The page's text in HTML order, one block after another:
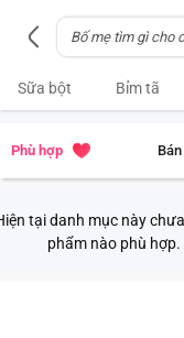
Sữa bột Bỉm tã
Phù hợp
tại danh mục này
phẩm nào phù hợp.